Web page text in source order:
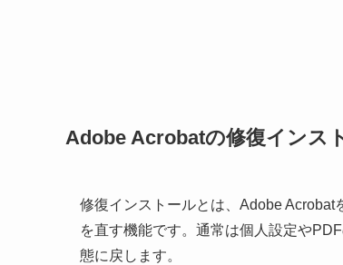
Adobe Acrobatの修復インス
修復インストールとは、Adobe
を直す機能です。通常は個人設定や
態に戻します。